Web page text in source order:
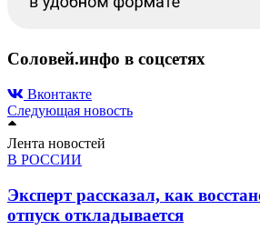
Соловей.инфо в соцсетях
Вконтакте
Следующая новость
Лента новостей
В РОССИИ
Эксперт рассказал, как
отпуск откладывается